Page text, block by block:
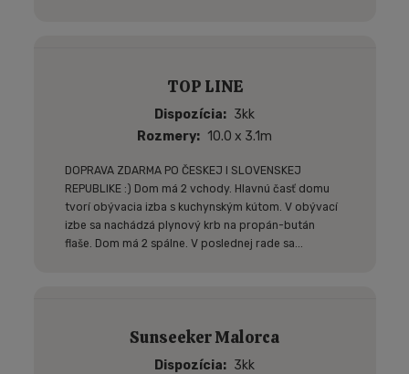
TOP LINE
Dispozícia
3kk
Rozmery
10.0 x 3.1m
DOPRAVA ZDARMA PO ČESKEJ I SLOVENSKEJ
REPUBLIKE :) Dom má 2 vchody. Hlavnú časť domu
tvorí obývacia izba s kuchynským kútom. V obývací
izbe sa nachádzá plynový krb na propán-bután
flaše. Dom má 2 spálne. V poslednej rade sa...
Sunseeker Malorca
Dispozícia
3kk